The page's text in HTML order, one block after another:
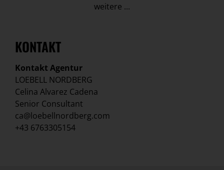
weitere ...
KONTAKT
Kontakt Agentur
LOEBELL NORDBERG
Celina Alvarez Cadena
Senior Consultant
ca@loebellnordberg.com
+43 6763305154